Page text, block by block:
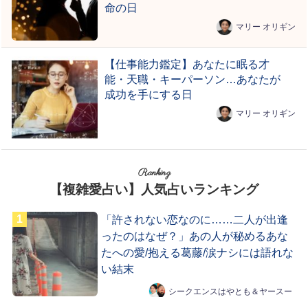
命の日
マリー オリギン
【仕事能力鑑定】あなたに眠る才
能・天職・キーパーソン…あなたが
成功を手にする日
マリー オリギン
Ranking
【複雑愛占い】人気占いランキング
「許されない恋なのに……二人が出逢
ったのはなぜ？」あの人が秘めるあな
たへの愛/抱える葛藤/涙ナシには語れな
い結末
シークエンスはやとも＆ヤースー